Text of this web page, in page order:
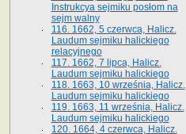
Instrukcya sejmiku posłom na
sejm walny
116. 1662, 5 czerwca, Halicz.
Laudum sejmiku halickiego
relacyjnego
117. 1662, 7 lipca, Halicz.
Laudum sejmiku halickiego
118. 1663, 10 września, Halicz.
Laudum sejmiku halickiego
119. 1663, 11 września, Halicz.
Laudum sejmiku halickiego
120. 1664, 4 czerwca, Halicz.